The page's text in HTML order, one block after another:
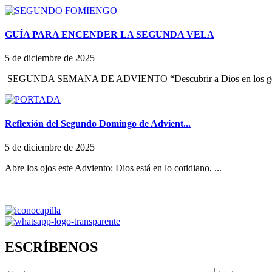
GUÍA PARA ENCENDER LA SEGUNDA VELA
5 de diciembre de 2025
SEGUNDA SEMANA DE ADVIENTO “Descubrir a Dios en los
Reflexión del Segundo Domingo de Advient...
5 de diciembre de 2025
Abre los ojos este Adviento: Dios está en lo cotidiano, ...
ESCRÍBENOS